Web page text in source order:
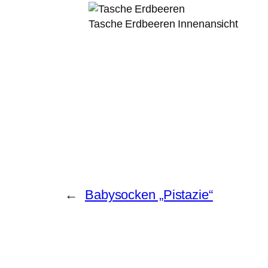
Tasche Erdbeeren Innenansicht
← Babysocken „Pistazie“